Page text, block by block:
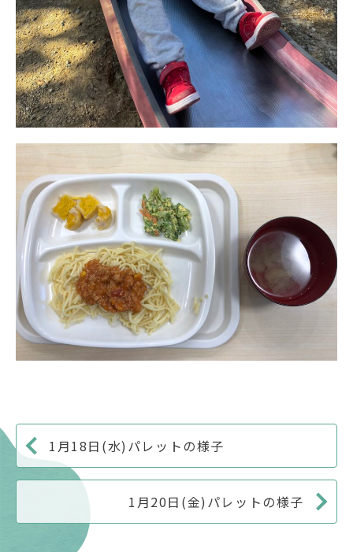
1月18日(水)パレットの様子
1月20日(金)パレットの様子